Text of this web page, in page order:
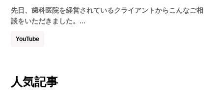
先日、歯科医院を経営されているクライアントからこんなご相
談をいただきました。...
YouTube
人気記事